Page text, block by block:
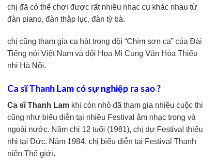
chị đã có thể chơi được rất nhiều nhạc cụ khác nhau từ
đàn piano, đàn thập lục, đàn tỳ bà.
chị cũng tham gia ca hát trong đội “Chim sơn ca” của Đài
Tiếng nói Việt Nam và đội Họa Mi Cung Văn Hóa Thiếu
nhi Hà Nội.
Ca sĩ Thanh Lam có sự nghiệp ra sao ?
Ca sĩ Thanh Lam khi còn nhỏ đã tham gia nhiều cuộc thi
cũng như biểu diễn tại nhiều Festival âm nhạc trong và
ngoài nước. Năm chị 12 tuổi (1981), chị dự Festival thiếu
nhi tại Đức. Năm 1984, chị biểu diễn tại Festival Thanh
niên Thế giới.